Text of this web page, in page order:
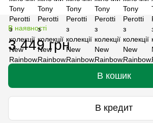
В наявності
3 449 грн
В кошик
В кредит